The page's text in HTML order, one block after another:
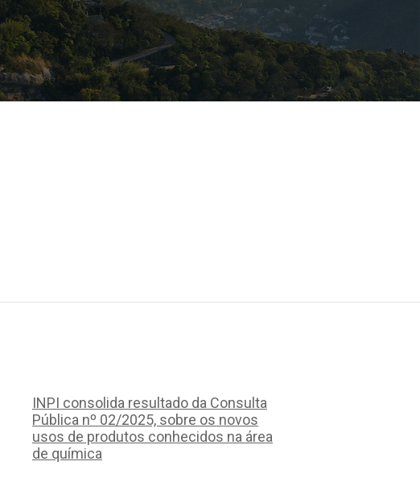
INPI consolida resultado da Consulta
Pública nº 02/2025, sobre os novos
usos de produtos conhecidos na área
de química